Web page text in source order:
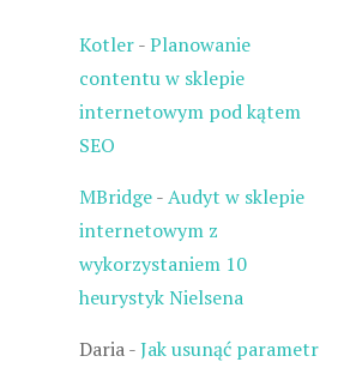
Kotler-Planowanie
contentu w sklepie
internetowym pod kątem
SEO
MBridge-Audyt w sklepie
internetowym z
wykorzystaniem 10
heurystyk Nielsena
Daria-Jak usunąć parametr